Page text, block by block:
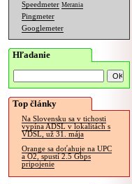
Speedmeter Merania
Pingmeter
Googlemeter
Hľadanie
Top články
Na Slovensku sa v tichosti
vypína ADSL v lokalitách s
VDSL, už 31. mája
Orange sa doťahuje na UPC
a O2, spustí 2.5 Gbps
pripojenie